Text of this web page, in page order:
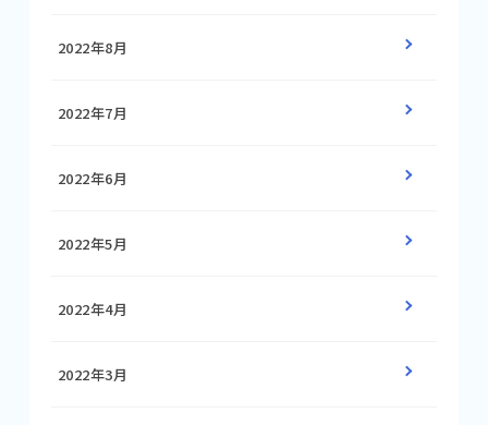
2022年8月
2022年7月
2022年6月
2022年5月
2022年4月
2022年3月